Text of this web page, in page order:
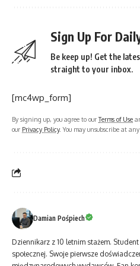
Sign Up For
Be keep up! Get the
straight to your inbox.
[mc4wp_form]
By signing up, you agree to ourTerms of Use
our Privacy Policy. You may unsubscribe at
Damian Pośpiech
Dziennikarz z 10 letnim stażem.
społecznej. Swoje pierwsze